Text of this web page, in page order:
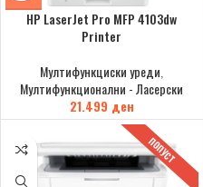
HP LaserJet Pro MFP 4103dw
Printer
Мултифункциски уреди
Мултифункционални - Ласерски
21.499 ден
ПОПУСТ